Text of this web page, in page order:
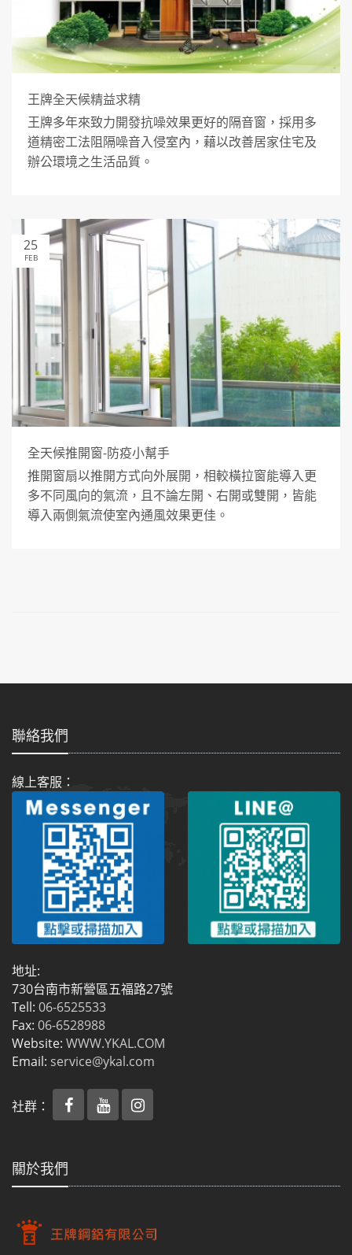
王牌全天候精益求精
王牌多年來致力開發抗噪效果更好的隔音窗，採用多
道精密工法阻隔噪音入侵室內，藉以改善居家住宅及
辦公環境之生活品質。
25
FEB
全天候推開窗-防疫小幫手
推開窗扇以推開方式向外展開，相較橫拉窗能導入更
多不同風向的氣流，且不論左開、右開或雙開，皆能
導入兩側氣流使室內通風效果更佳。
聯絡我們
線上客服：
地址:
730台南市新營區五福路27號
Tell: 06-6525533
Fax: 06-6528988
Website: WWW.YKAL.COM
Email: service@ykal.com
社群：
關於我們